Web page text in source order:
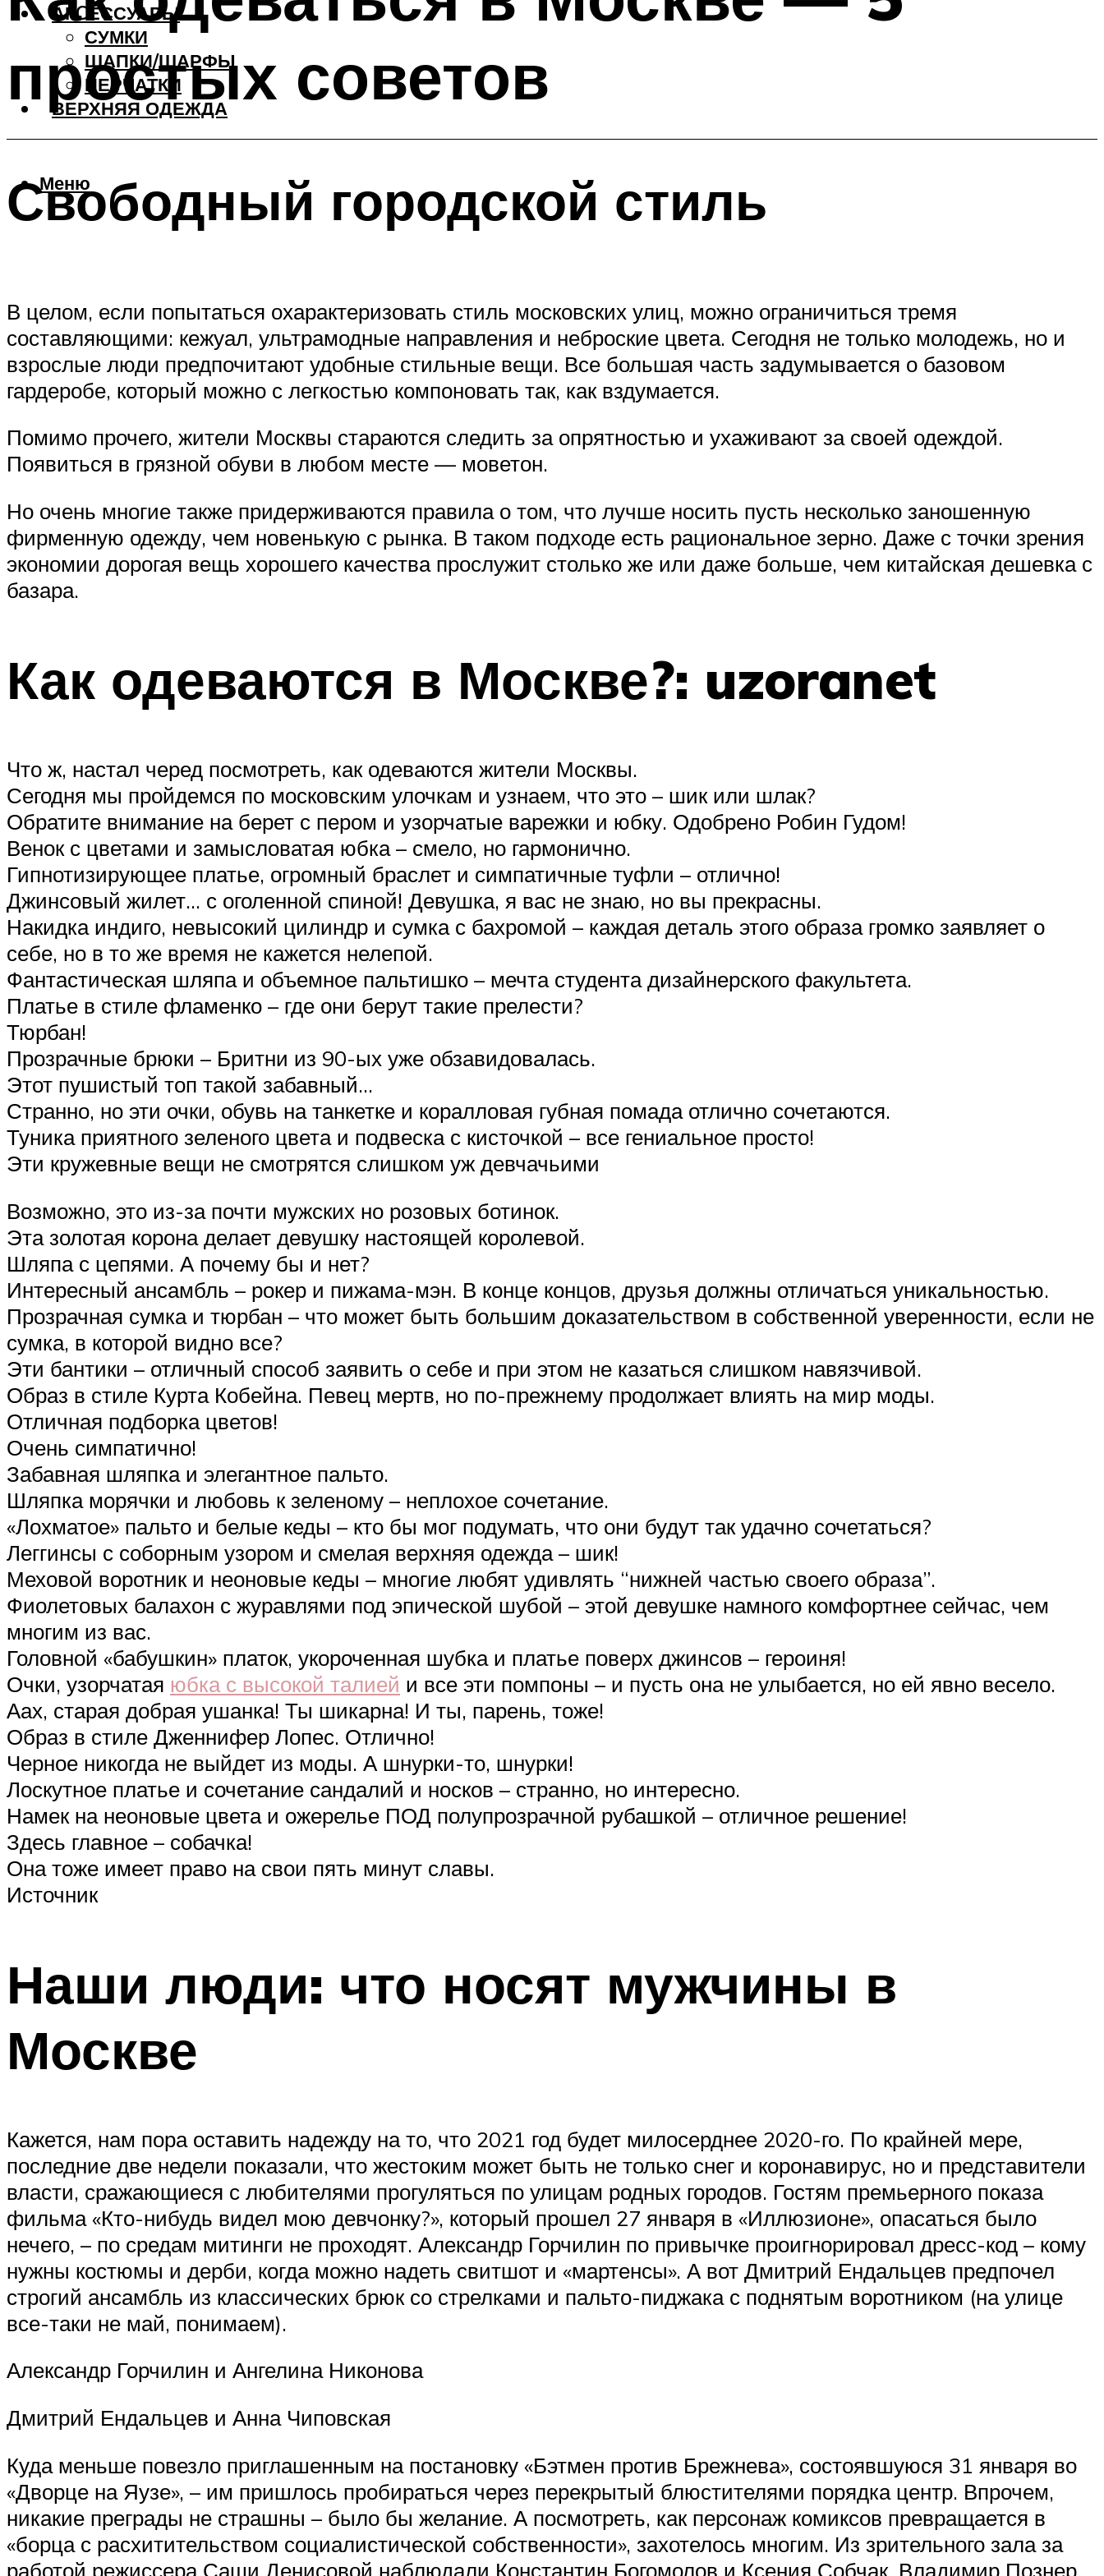
АКCЕССУАРЫ
СУМКИ
ШАПКИ/ШАРФЫ
ПЕРЧАТКИ
ВЕРХНЯЯ ОДЕЖДА
Меню
простых советов
Свободный городской стиль
В целом, если попытаться охарактеризовать стиль московских улиц, можно ограничиться тремя
составляющими: кежуал, ультрамодные направления и неброские цвета. Сегодня не только молодежь, но и
взрослые люди предпочитают удобные стильные вещи. Все большая часть задумывается о базовом
гардеробе, который можно с легкостью компоновать так, как вздумается.
Помимо прочего, жители Москвы стараются следить за опрятностью и ухаживают за своей одеждой.
Появиться в грязной обуви в любом месте — моветон.
Но очень многие также придерживаются правила о том, что лучше носить пусть несколько заношенную
фирменную одежду, чем новенькую с рынка. В таком подходе есть рациональное зерно. Даже с точки зрения
экономии дорогая вещь хорошего качества прослужит столько же или даже больше, чем китайская дешевка с
базара.
Как одеваются в Москве?: uzoranet
Что ж, настал черед посмотреть, как одеваются жители Москвы.
Сегодня мы пройдемся по московским улочкам и узнаем, что это – шик или шлак?
Обратите внимание на берет с пером и узорчатые варежки и юбку. Одобрено Робин Гудом!
Венок с цветами и замысловатая юбка – смело, но гармонично.
Гипнотизирующее платье, огромный браслет и симпатичные туфли – отлично!
Джинсовый жилет… с оголенной спиной! Девушка, я вас не знаю, но вы прекрасны.
Накидка индиго, невысокий цилиндр и сумка с бахромой – каждая деталь этого образа громко заявляет о
себе, но в то же время не кажется нелепой.
Фантастическая шляпа и объемное пальтишко – мечта студента дизайнерского факультета.
Платье в стиле фламенко – где они берут такие прелести?
Тюрбан!
Прозрачные брюки – Бритни из 90-ых уже обзавидовалась.
Этот пушистый топ такой забавный…
Странно, но эти очки, обувь на танкетке и коралловая губная помада отлично сочетаются.
Туника приятного зеленого цвета и подвеска с кисточкой – все гениальное просто!
Эти кружевные вещи не смотрятся слишком уж девчачьими
Возможно, это из-за почти мужских но розовых ботинок.
Эта золотая корона делает девушку настоящей королевой.
Шляпа с цепями. А почему бы и нет?
Интересный ансамбль – рокер и пижама-мэн. В конце концов, друзья должны отличаться уникальностью.
Прозрачная сумка и тюрбан – что может быть большим доказательством в собственной уверенности, если не
сумка, в которой видно все?
Эти бантики – отличный способ заявить о себе и при этом не казаться слишком навязчивой.
Образ в стиле Курта Кобейна. Певец мертв, но по-прежнему продолжает влиять на мир моды.
Отличная подборка цветов!
Очень симпатично!
Забавная шляпка и элегантное пальто.
Шляпка морячки и любовь к зеленому – неплохое сочетание.
«Лохматое» пальто и белые кеды – кто бы мог подумать, что они будут так удачно сочетаться?
Леггинсы с соборным узором и смелая верхняя одежда – шик!
Меховой воротник и неоновые кеды – многие любят удивлять “нижней частью своего образа”.
Фиолетовых балахон с журавлями под эпической шубой – этой девушке намного комфортнее сейчас, чем
многим из вас.
Головной «бабушкин» платок, укороченная шубка и платье поверх джинсов – героиня!
Очки, узорчатая юбка с высокой талией и все эти помпоны – и пусть она не улыбается, но ей явно весело.
Аах, старая добрая ушанка! Ты шикарна! И ты, парень, тоже!
Образ в стиле Дженнифер Лопес. Отлично!
Черное никогда не выйдет из моды. А шнурки-то, шнурки!
Лоскутное платье и сочетание сандалий и носков – странно, но интересно.
Намек на неоновые цвета и ожерелье ПОД полупрозрачной рубашкой – отличное решение!
Здесь главное – собачка!
Она тоже имеет право на свои пять минут славы.
Источник
Наши люди: что носят мужчины в
Москве
Кажется, нам пора оставить надежду на то, что 2021 год будет милосерднее 2020-го. По крайней мере,
последние две недели показали, что жестоким может быть не только снег и коронавирус, но и представители
власти, сражающиеся с любителями прогуляться по улицам родных городов. Гостям премьерного показа
фильма «Кто-нибудь видел мою девчонку?», который прошел 27 января в «Иллюзионе», опасаться было
нечего, – по средам митинги не проходят. Александр Горчилин по привычке проигнорировал дресс-код – кому
нужны костюмы и дерби, когда можно надеть свитшот и «мартенсы». А вот Дмитрий Ендальцев предпочел
строгий ансамбль из классических брюк со стрелками и пальто-пиджака с поднятым воротником (на улице
все-таки не май, понимаем).
Александр Горчилин и Ангелина Никонова
Дмитрий Ендальцев и Анна Чиповская
Куда меньше повезло приглашенным на постановку «Бэтмен против Брежнева», состоявшуюся 31 января во
«Дворце на Яузе», – им пришлось пробираться через перекрытый блюстителями порядка центр. Впрочем,
никакие преграды не страшны – было бы желание. А посмотреть, как персонаж комиксов превращается в
«борца с расхитительством социалистической собственности», захотелось многим. Из зрительного зала за
работой режиссера Саши Денисовой наблюдали Константин Богомолов и Ксения Собчак, Владимир Познер,